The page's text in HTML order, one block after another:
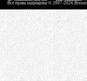
Все права защищены © 2007-2026